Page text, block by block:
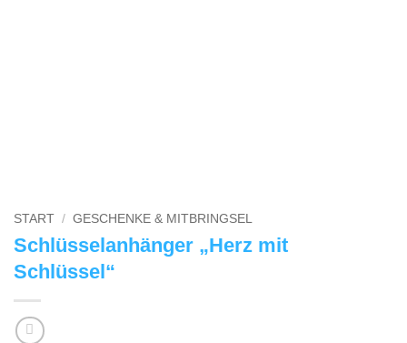
START / GESCHENKE & MITBRINGSEL
Schlüsselanhänger „Herz mit
Schlüssel“